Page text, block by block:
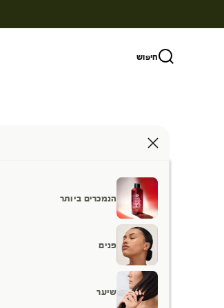
חיפוש
הנמכרים ביותר
פנים
שיער